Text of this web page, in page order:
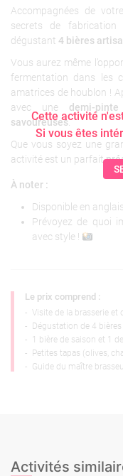
Cette activité
Si vous êtes
Accompagnées de votre
secrets de fabrication
dégustant 4 bières
Vous aurez même
fermentation dans les
amatrices de houblon !
avec une demi-
savoureuses.
Que vous soyez une
activité est un parfait
À noter :
Disponible en
Prévoyez de quoi
avec style !
Le prix comprend :
- Visite de la brasserie et
-
Dégustation de 4 bières
- 1 bière de saison et 1
-
Petites tapas (olives,
- Guide du maître
Activités